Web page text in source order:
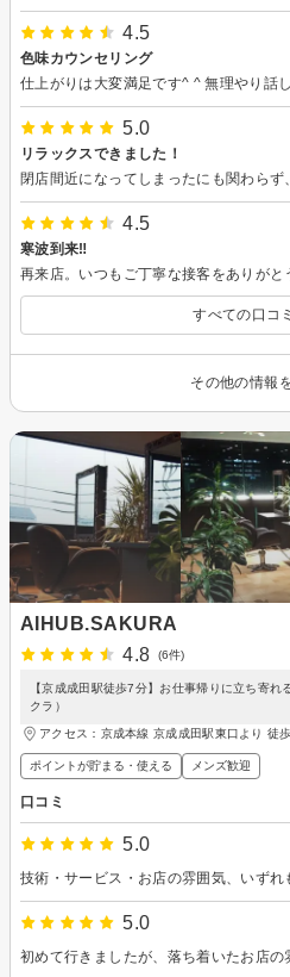
4.5
色味カウンセリング
5.0
リラックスできました！
4.5
寒波到来‼
再来店。いつもご丁寧な接客をありが
すべての口コ
その他の情報
AIHUB.SAKURA
4.8
(6件)
【京成成田駅徒歩7分】お仕事帰りに立ち寄
クラ）
アクセス：京成本線 京成成田駅東口より 徒
ポイントが貯まる・使える メンズ歓迎
口コミ
5.0
5.0